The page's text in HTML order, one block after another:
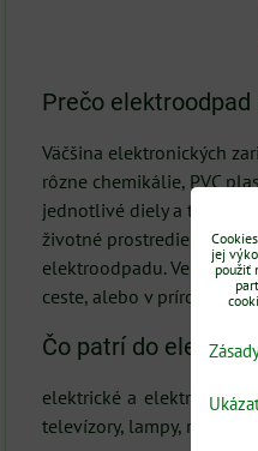
Prečo
Väčšina elektronických
rôzne chemikálie, PVC
jednotlivé diely a tie sa
životné prostredie.
elektroodpadu. Veľká
ceste, alebo v prírode.
Čo patrí do
elektrické a elektronické
televízory, lampy, ručné
jej
použiť